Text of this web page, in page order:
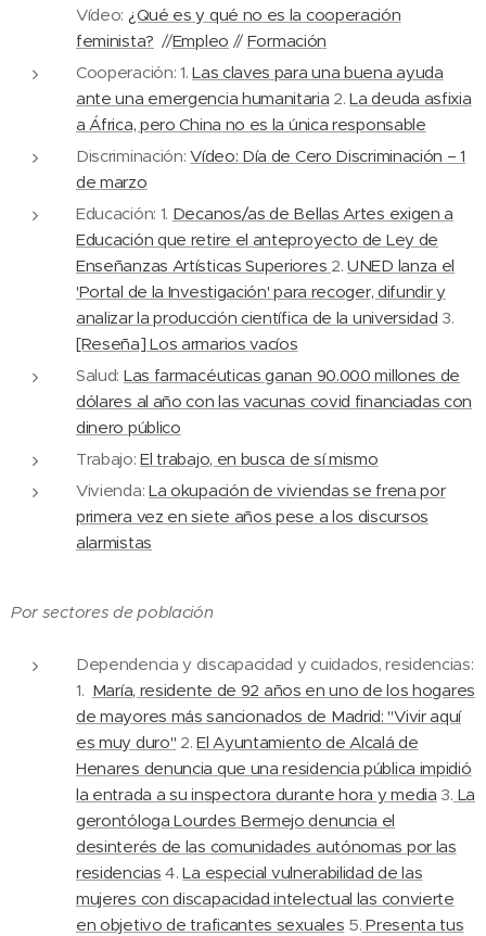
Vídeo: ¿Qué es y qué no es la cooperación
feminista? //Empleo // Formación
Cooperación: 1.Las claves para una buena ayuda
ante una emergencia humanitaria 2.La deuda asfixia
a África, pero China no es la única responsable
Discriminación:Vídeo: Día de Cero Discriminación – 1
de marzo
Educación: 1. Decanos/as de Bellas Artes exigen a
Educación que retire el anteproyecto de Ley de
Enseñanzas Artísticas Superiores 2.UNED lanza el
'Portal de la Investigación' para recoger, difundir y
analizar la producción científica de la universidad 3.
[Reseña] Los armarios vacíos
Salud: Las farmacéuticas ganan 90.000 millones de
dólares al año con las vacunas covid financiadas con
dinero público
Trabajo:El trabajo, en busca de sí mismo
Vivienda: La okupación de viviendas se frena por
primera vez en siete años pese a los discursos
alarmistas
Por sectores de población
Dependencia y discapacidad y cuidados, residencias:
1. María, residente de 92 años en uno de los hogares
de mayores más sancionados de Madrid: "Vivir aquí
es muy duro" 2.El Ayuntamiento de Alcalá de
Henares denuncia que una residencia pública impidió
la entrada a su inspectora durante hora y media 3. La
gerontóloga Lourdes Bermejo denuncia el
desinterés de las comunidades autónomas por las
residencias 4.La especial vulnerabilidad de las
mujeres con discapacidad intelectual las convierte
en objetivo de traficantes sexuales 5. Presenta tus